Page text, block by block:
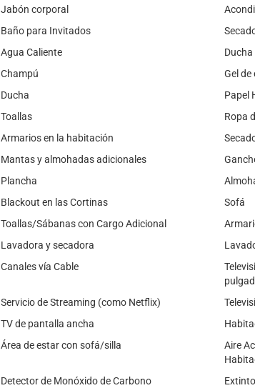
Jabón corporal
Baño para Invitados
Agua Caliente
Ducha
Champú
Gel de
Ducha
Papel
Toallas
Ropa
Armarios en la habitación
Mantas y almohadas adicionales
Plancha
Blackout en las Cortinas
Sofá
Toallas/Sábanas con Cargo Adicional
Lavadora y secadora
Canales vía Cable
Servicio de Streaming (como Netflix)
TV de pantalla ancha
Área de estar con sofá/silla
Aire
Detector de Monóxido de Carbono